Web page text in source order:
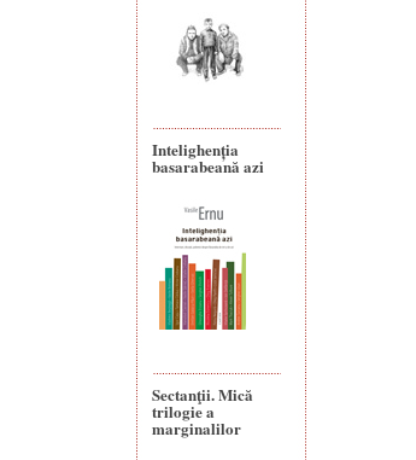
Intelighenția
basarabeană azi
Sectanţii. Mică
trilogie a
marginalilor